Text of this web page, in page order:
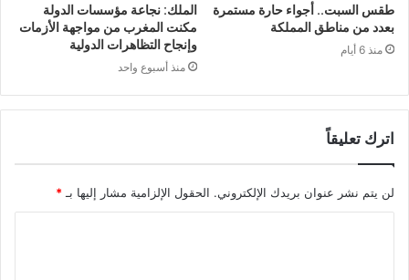
طقس السبت.. أجواء حارة مستمرة
بعدد من مناطق المملكة
منذ 6 أيام
الملك: نجاعة مؤسسات الدولة
مكنت المغرب من مواجهة الأزمات
وإنجاح التظاهرات الدولية
منذ أسبوع واحد
اترك تعليقاً
لن يتم نشر عنوان بريدك الإلكتروني. الحقول الإلزامية مشار إليها بـ*